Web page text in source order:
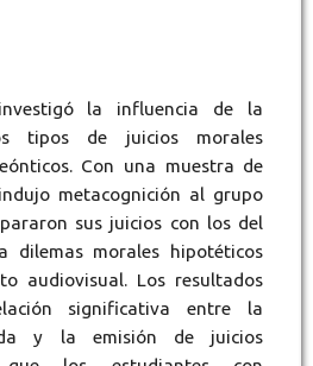
la influencia de la
tipos de juicios morales
Con una muestra de
metacognición al grupo
sus juicios con los del
dilemas morales hipotéticos
audiovisual. Los resultados
significativa entre la
y la emisión de juicios